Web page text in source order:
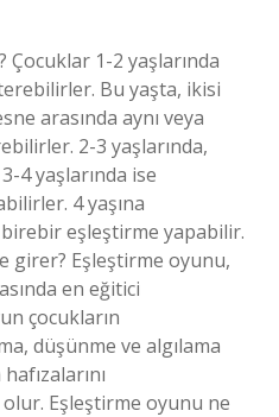
1-2 yaşlarında
Bu yaşta, ikisi
arasında aynı veya
2-3 yaşlarında,
4 yaşlarında ise
4 yaşına
eşleştirme yapabilir.
girer? Eşleştirme oyunu,
en eğitici
çocukların
düşünme ve algılama
Eşleştirme oyunu ne